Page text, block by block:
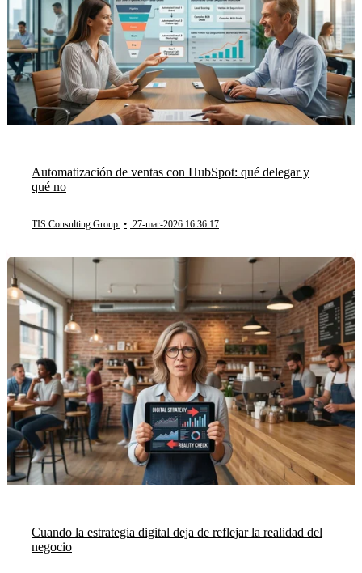
Automatización de ventas con HubSpot: qué delegar y
qué no
TIS Consulting Group • 27-mar-2026 16:36:17
Cuando la estrategia digital deja de reflejar la realidad del
negocio